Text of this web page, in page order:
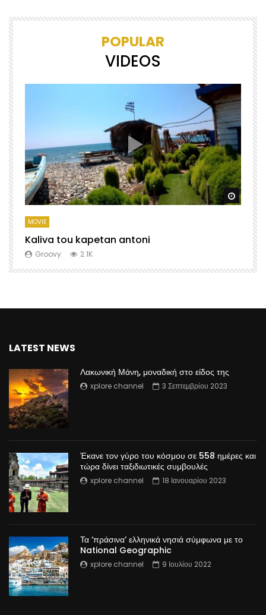
POPULAR
VIDEOS
Watch Later Watch
MOVIE
Kaliva tou kapetan antoni
Groovy 2.1K
LATEST NEWS
Λακωνική Μάνη, μοναδική στο είδος της
xplore channel 3 Σεπτεμβρίου 2023
Έκανε τον γύρο του κόσμου σε 558 ημέρες και
τώρα δίνει ταξιδιωτικές συμβουλές
xplore channel 18 Ιανουαρίου 2023
Τα ‘πράσινα’ ελληνικά νησιά σύμφωνα με το
National Geographic
xplore channel 9 Ιουλίου 2022